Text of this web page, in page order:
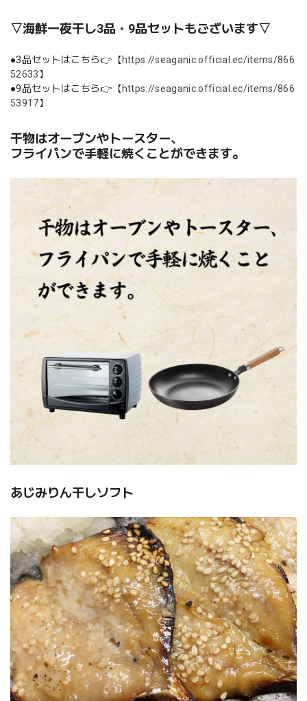
▽海鮮一夜干し3品・9品セットもございます▽
●3品セットはこちら👉【https://seaganic.official.ec/items/866
52633】
●9品セットはこちら👉【https://seaganic.official.ec/items/866
53917】
干物はオーブンやトースター、
フライパンで手軽に焼くことができます。
あじみりん干しソフト